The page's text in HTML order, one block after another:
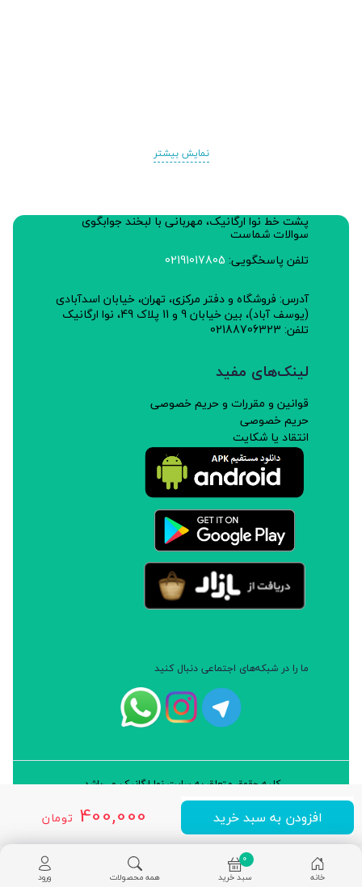
400,000 تومان افزودن به سبد خرید
نمایش بیشتر
پشت خط نوا ارگانیک، مهربانی با لبخند جوابگوی
سوالات شماست
تلفن پاسخگویی: 02191017805
آدرس: فروشگاه و دفتر مرکزی، تهران، خیابان اسدآبادی
(یوسف آباد)، بین خیابان 9 و 11 پلاک 49، نوا ارگانیک
تلفن: 02188706323
لینک‌های مفید
قوانین و مقررات و حریم خصوصی
حریم خصوصی
انتقاد یا شکایت
ما را در شبکه‌های اجتماعی دنبال کنید
کلیه حقوق متعلق به سایت نوا ارگانیک می‌باشد.
طراحی و توسعه: شرکت داده پردازان سورن ایرانیان (نرم افزار سارب)
خانه
0
سبد خرید
همه محصولات ورود